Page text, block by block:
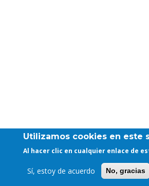
Utilizamos cookies en este
Al hacer clic en cualquier enlace de
Sí, estoy de acuerdo No, gracias